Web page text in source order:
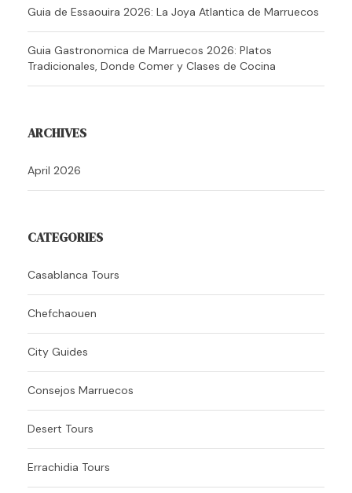
Guia de Essaouira 2026: La Joya Atlantica de Marruecos
Guia Gastronomica de Marruecos 2026: Platos
Tradicionales, Donde Comer y Clases de Cocina
ARCHIVES
April 2026
CATEGORIES
Casablanca Tours
Chefchaouen
City Guides
Consejos Marruecos
Desert Tours
Errachidia Tours